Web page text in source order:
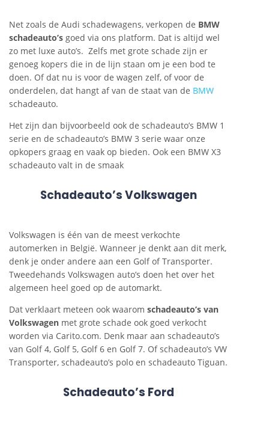
Net zoals de Audi schadewagens, verkopen de BMW
schadeauto’s goed via ons platform. Dat is altijd wel
zo met luxe auto’s. Zelfs met grote schade zijn er
genoeg kopers die in de lijn staan om je een bod te
doen. Of dat nu is voor de wagen zelf, of voor de
onderdelen, dat hangt af van de staat van de BMW
schadeauto.
Het zijn dan bijvoorbeeld ook de schadeauto’s BMW 1
serie en de schadeauto’s BMW 3 serie waar onze
opkopers graag en vaak op bieden. Ook een BMW X3
schadeauto valt in de smaak
Schadeauto’s Volkswagen
Volkswagen is één van de meest verkochte
automerken in België. Wanneer je denkt aan dit merk,
denk je onder andere aan een Golf of Transporter.
Tweedehands Volkswagen auto’s doen het over het
algemeen heel goed op de automarkt.
Dat verklaart meteen ook waarom schadeauto’s van
Volkswagen met grote schade ook goed verkocht
worden via Carito.com. Denk maar aan schadeauto’s
van Golf 4, Golf 5, Golf 6 en Golf 7. Of schadeauto’s VW
Transporter, schadeauto’s polo en schadeauto Tiguan.
Schadeauto’s Ford